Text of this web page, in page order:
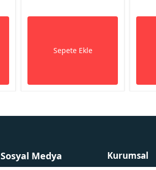
Sepete Ekle
Sosyal Medya Kurumsal